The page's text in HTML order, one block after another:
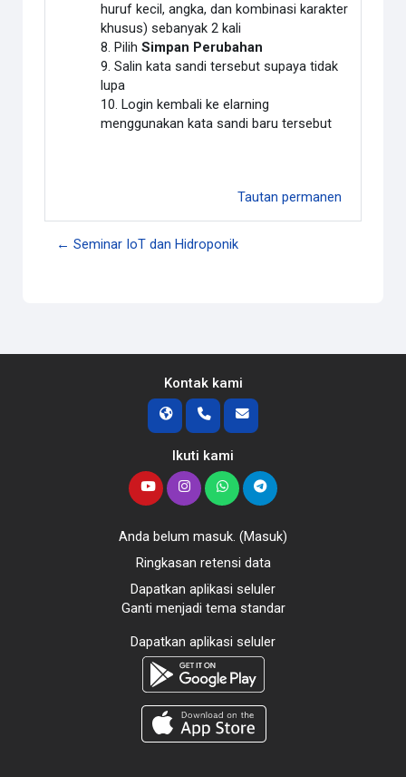
huruf kecil, angka, dan kombinasi karakter
khusus) sebanyak 2 kali
8. PilihSimpan Perubahan
9. Salin kata sandi tersebut supaya tidak
lupa
10. Login kembali ke elarning
menggunakan kata sandi baru tersebut
Tautan permanen
← Seminar IoT dan Hidroponik
Kontak kami
Ikuti kami
Anda belum masuk. (Masuk)
Ringkasan retensi data
Dapatkan aplikasi seluler
Ganti menjadi tema standar
Dapatkan aplikasi seluler